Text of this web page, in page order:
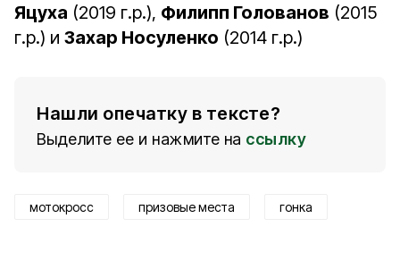
Яцуха (2019 г.р.), Филипп Голованов (2015
г.р.) и Захар Носуленко (2014 г.р.)
Нашли опечатку в тексте?
Выделите ее и нажмите на ссылку
мотокросс призовые места гонка